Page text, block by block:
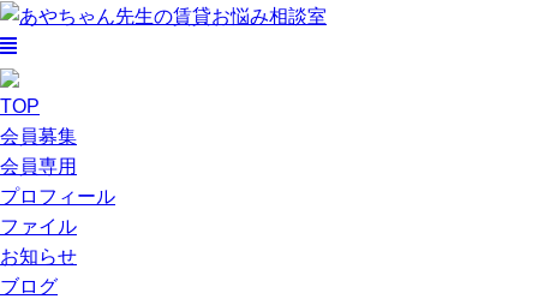
TOP
会員募集
会員専用
プロフィール
ファイル
お知らせ
ブログ